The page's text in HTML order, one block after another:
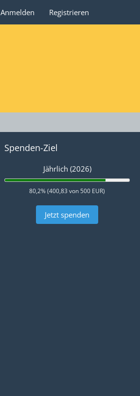
Anmelden Registrieren
Spenden-Ziel
Jährlich (2026)
80,2% (400,83 von 500 EUR)
Jetzt spenden